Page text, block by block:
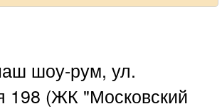
шоу-рум, ул.
198 (ЖК "Московский